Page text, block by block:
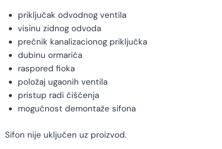
priključak odvodnog ventila
visinu zidnog odvoda
prečnik kanalizacionog priključka
dubinu ormarića
raspored fioka
položaj ugaonih ventila
pristup radi čišćenja
mogućnost demontaže sifona
Sifon nije uključen uz proizvod.